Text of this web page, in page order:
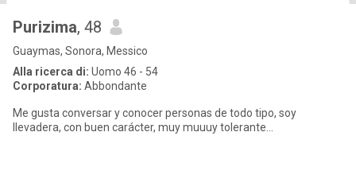
Purizima, 48
Guaymas, Sonora, Messico
Alla ricerca di: Uomo 46 - 54
Corporatura: Abbondante
Me gusta conversar y conocer personas de todo tipo, soy
llevadera, con buen carácter, muy muuuy tolerante…